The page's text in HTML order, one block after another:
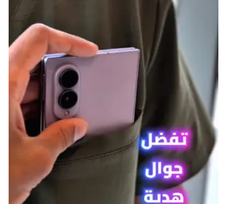
ابدأ مهمة Varré (ستقابله في بداية اللعبة مباشرةً،
عندما تدخل Limgrave) والتي ستأخذك فعليًا إلى
أكمل مهمة Varré للانتقال فوريًا لمواجهة Mohg,
Lord of Blood.
اطلع على
هذا المقال لمعرفة كيفية هزيمة Mohg,
Lord of Blood
بمجرد سقوط Mohg، اقترب من شرنقة Miquella لبدء
أحداث التوسعة.
بالنسبة للاعب جديد، لن يكون هذا أمرًا سهلاً، ولكن بالنسبة
تحتاج إلى ساعة من العمل الشاق.
توسعة Elden Ring Shadow of the Erdtree باتت متاحة